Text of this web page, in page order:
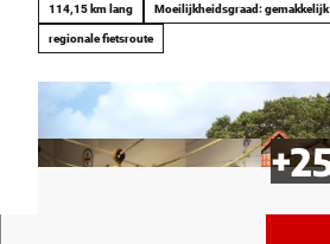
114,15 km lang Moeilijkheidsgraad: gemakkelijk
regionale fietsroute